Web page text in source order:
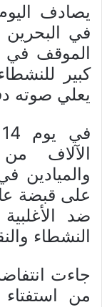
في
الموقف في
كبير
يعلي صوته
الآلاف من
والميادين
على قبضة
ضد
النشطاء